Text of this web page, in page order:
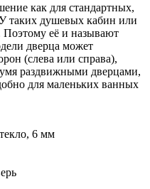
как для стандартных,
таких душевых кабин или
Поэтому её и называют
дверца может
(слева или справа),
раздвижными дверцами,
для маленьких ванных
6 мм